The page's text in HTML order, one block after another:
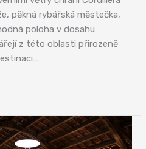
pěkná rybářská městečka,
poloha v dosahu
z této oblasti přirozeně